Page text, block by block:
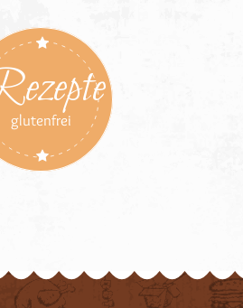
glutenfrei